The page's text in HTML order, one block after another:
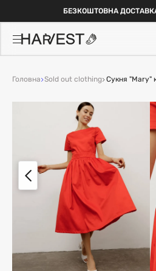
БЕЗКОШТОВНА
Головна Sold out clothing Сукня "Mary"